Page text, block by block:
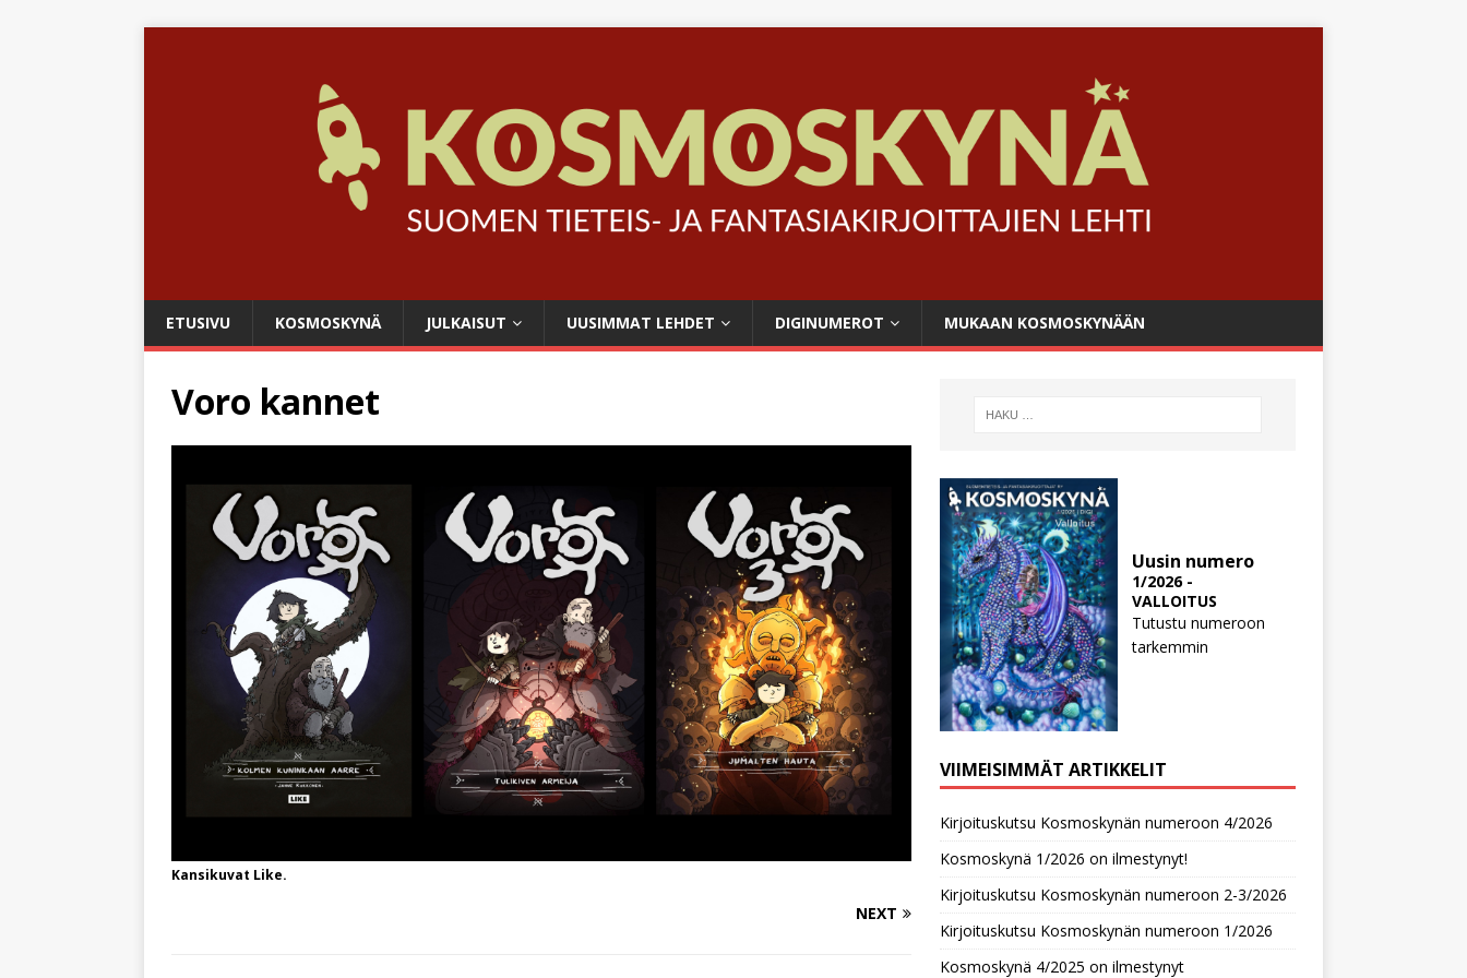
ETUSIVU KOSMOSKYNÄ JULKAISUT UUSIMMAT LEHDET DIGINUMEROT MUKAAN KOSMOSKYNÄÄN
Voro kannet
Kansikuvat Like.
NEXT
Uusin numero
1/2026 -
VALLOITUS
Tutustu numeroon
tarkemmin
VIIMEISIMMÄT ARTIKKELIT
Kirjoituskutsu Kosmoskynän numeroon 4/2026
Kosmoskynä 1/2026 on ilmestynyt!
Kirjoituskutsu Kosmoskynän numeroon 2-3/2026
Kirjoituskutsu Kosmoskynän numeroon 1/2026
Kosmoskynä 4/2025 on ilmestynyt